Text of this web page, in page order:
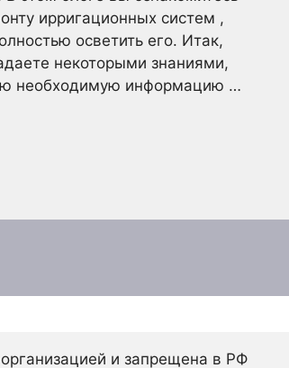
ирригационных систем ,
осветить его. Итак,
некоторыми знаниями,
необходимую информацию …
и запрещена в РФ